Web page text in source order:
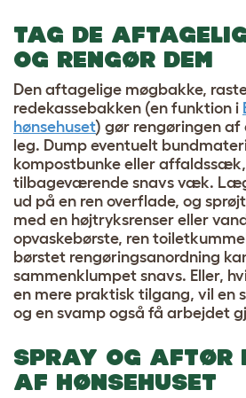
TAG DE
OG RENGØR DEM
Den aftagelige møgbakke,
redekassebakken (en funktion i
hønsehuset) gør rengøringen af
leg. Dump eventuelt
kompostbunke eller
tilbageværende snavs væk.
ud på en ren overflade, og
med en højtryksrenser eller
opvaskebørste, ren
børstet rengøringsanordning
sammenklumpet snavs. Eller,
en mere praktisk tilgang, vil en
og en svamp også få arbejdet
SPRAY OG AFTØR
AF ​​HØNSEHUSET